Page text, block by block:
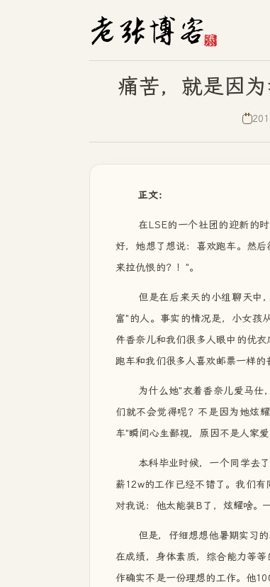
痛苦，就是因
正文：
在LSE的一个社团的迎新的
好，她想了想说：喜欢跑车。然
来拉仇恨的？！"。
但是在后来天的小组聊天中
富"的人。事实的情况是，小女孩
件香奈儿和我们很多人眼中的优
跑车和我们很多人喜欢邮票一样的
为什么她"衣着香奈儿爱马仕
们就不会觉得呢？不是因为她炫
车"瞬间心生鄙视，原因不是人家
本科毕业时候，一个同学去
薪12w的工作已经不错了。我们
对我说：他太能装B了，炫耀啥
但是，仔细想想他暑期实习
在成绩，身体素质，综合能力等
作确实不是一份理想的工作。他